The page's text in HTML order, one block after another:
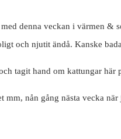
denna veckan i värmen
och njutit ändå. Kanske
tagit hand om kattungar här
nån gång nästa vecka